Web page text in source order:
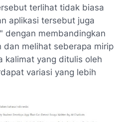
terlihat tidak biasa
aplikasi tersebut juga
dengan membandingkan
dan melihat seberapa mirip
kalimat yang ditulis oleh
variasi yang lebih